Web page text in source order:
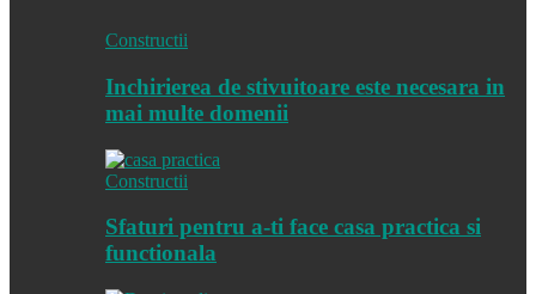
Constructii
Inchirierea de stivuitoare este necesara in
mai multe domenii
Constructii
Sfaturi pentru a-ti face casa practica si
functionala